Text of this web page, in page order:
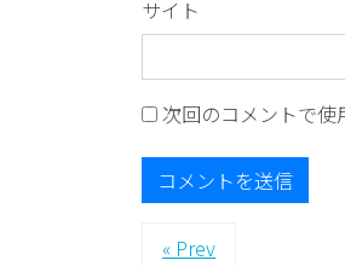
サイト
次回のコメントで使
« Prev